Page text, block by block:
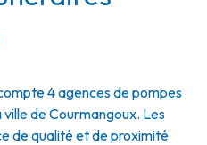
4 agences de pompes
de Courmangoux. Les
de qualité et de proximité